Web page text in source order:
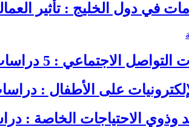
في دول الخليج : تأثير
الاجتماعي : 5 دراسات سابقة على سلوكيات الشباب
على الأطفال :
وذوي الاحتياجات الخاصة :